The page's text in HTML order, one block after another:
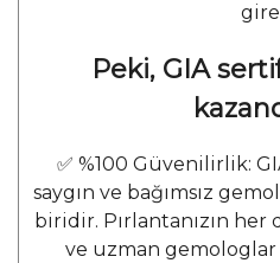
Peki, GIA
✅ %100 Güvenilirlik:
saygın ve bağımsız
biridir. Pırlantanızın her
ve uzman